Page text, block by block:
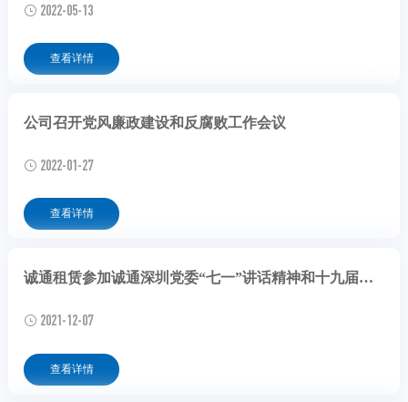
2022-05-13
查看详情
公司召开党风廉政建设和反腐败工作会议
2022-01-27
查看详情
诚通租赁参加诚通深圳党委“七一”讲话精神和十九届六中全会精神宣讲会
2021-12-07
查看详情